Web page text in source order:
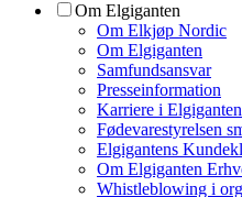
Om Elgiganten
Om Elkjøp Nordic
Om Elgiganten
Samfundsansvar
Presseinformation
Karriere i Elgiganten
Fødevarestyrelsen
Elgigantens
Om Elgiganten
Whistleblowing i